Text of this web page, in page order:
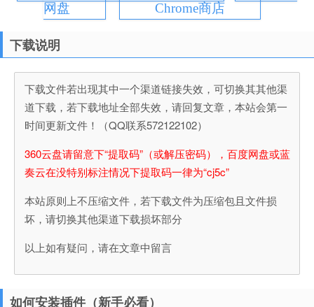
网盘
Chrome商店
下载说明
下载文件若出现其中一个渠道链接失效，可切换其其他渠
道下载，若下载地址全部失效，请回复文章，本站会第一
时间更新文件！（QQ联系572122102）
360云盘请留意下“提取码”（或解压密码），百度网盘或蓝
奏云在没特别标注情况下提取码一律为“cj5c”
本站原则上不压缩文件，若下载文件为压缩包且文件损
坏，请切换其他渠道下载损坏部分
以上如有疑问，请在文章中留言
如何安装插件（新手必看）